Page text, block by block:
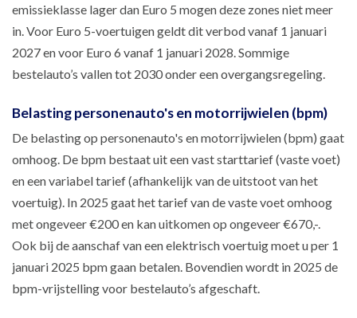
emissieklasse lager dan Euro 5 mogen deze zones niet meer
in. Voor Euro 5-voertuigen geldt dit verbod vanaf 1 januari
2027 en voor Euro 6 vanaf 1 januari 2028. Sommige
bestelauto’s vallen tot 2030 onder een overgangsregeling.
Belasting personenauto's en motorrijwielen (bpm)
De belasting op personenauto's en motorrijwielen (bpm) gaat
omhoog. De bpm bestaat uit een vast starttarief (vaste voet)
en een variabel tarief (afhankelijk van de uitstoot van het
voertuig). In 2025 gaat het tarief van de vaste voet omhoog
met ongeveer €200 en kan uitkomen op ongeveer €670,-.
Ook bij de aanschaf van een elektrisch voertuig moet u per 1
januari 2025 bpm gaan betalen. Bovendien wordt in 2025 de
bpm-vrijstelling voor bestelauto’s afgeschaft.